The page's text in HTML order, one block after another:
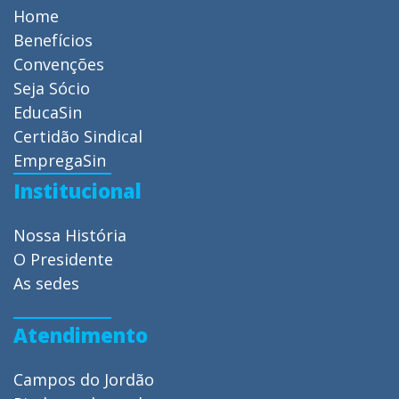
Home
Benefícios
Convenções
Seja Sócio
EducaSin
Certidão Sindical
EmpregaSin
Institucional
Nossa História
O Presidente
As sedes
Atendimento
Campos do Jordão